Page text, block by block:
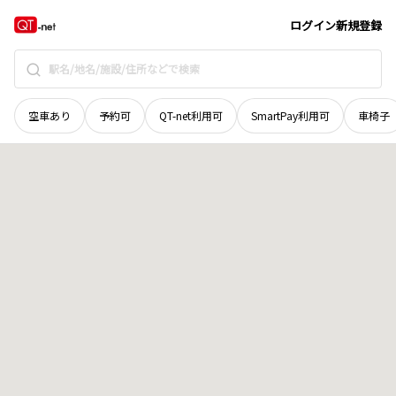
ログイン新規登録
空車あり 予約可 QT-net利用可 SmartPay利用可 車椅子
岡山県